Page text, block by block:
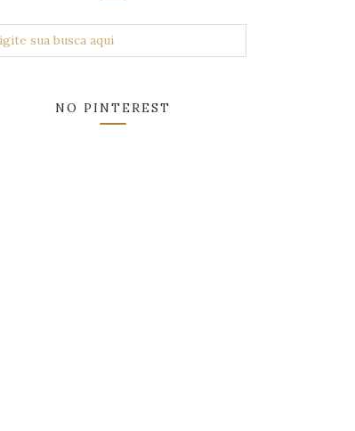
NO PINTEREST